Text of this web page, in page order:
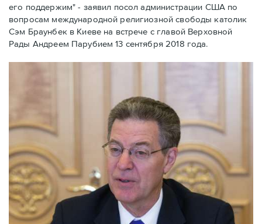
его поддержим" - заявил посол администрации США по
вопросам международной религиозной свободы католик
Сэм Браунбек в Киеве на встрече с главой Верховной
Рады Андреем Парубием 13 сентября 2018 года.